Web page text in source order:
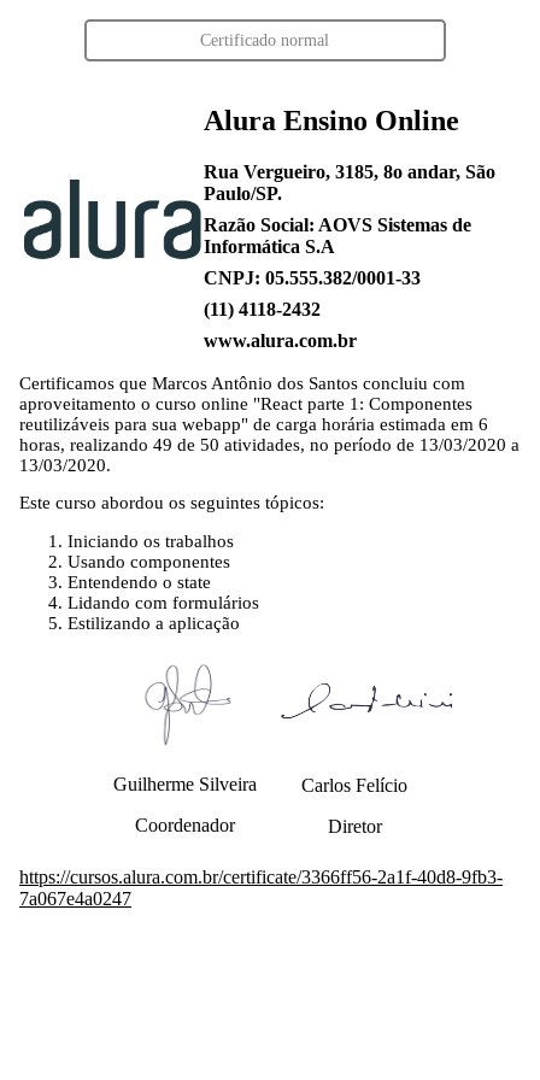
Certificado normal
Alura Ensino Online
Rua Vergueiro, 3185, 8o andar, São
Paulo/SP.
Razão Social: AOVS Sistemas de
Informática S.A
CNPJ: 05.555.382/0001-33
(11) 4118-2432
www.alura.com.br
Certificamos que Marcos Antônio dos Santos concluiu com
aproveitamento o curso online "React parte 1: Componentes
reutilizáveis para sua webapp" de carga horária estimada em 6
horas, realizando 49 de 50 atividades, no período de 13/03/2020 a
13/03/2020.
Este curso abordou os seguintes tópicos:
Iniciando os trabalhos
Usando componentes
Entendendo o state
Lidando com formulários
Estilizando a aplicação
Guilherme Silveira
Coordenador
Carlos Felício
Diretor
https://cursos.alura.com.br/certificate/3366ff56-2a1f-40d8-9fb3-
7a067e4a0247